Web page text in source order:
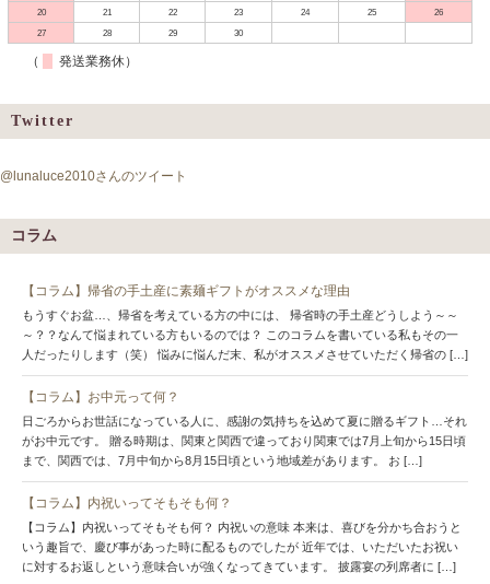
20
21 22 23 24 25
26
27
28 29 30
（ 発送業務休）
Twitter
@lunaluce2010さんのツイート
コラム
【コラム】帰省の手土産に素麺ギフトがオススメな理由
もうすぐお盆…、帰省を考えている方の中には、 帰省時の手土産どうしよう～～
～？？なんて悩まれている方もいるのでは？ このコラムを書いている私もその一
人だったりします（笑） 悩みに悩んだ末、私がオススメさせていただく帰省の […]
【コラム】お中元って何？
日ごろからお世話になっている人に、感謝の気持ちを込めて夏に贈るギフト…それ
がお中元です。 贈る時期は、関東と関西で違っており関東では7月上旬から15日頃
まで、関西では、7月中旬から8月15日頃という地域差があります。 お […]
【コラム】内祝いってそもそも何？
【コラム】内祝いってそもそも何？ 内祝いの意味 本来は、喜びを分かち合おうと
いう趣旨で、慶び事があった時に配るものでしたが 近年では、いただいたお祝い
に対するお返しという意味合いが強くなってきています。 披露宴の列席者に […]